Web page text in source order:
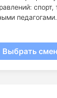
Выбрать